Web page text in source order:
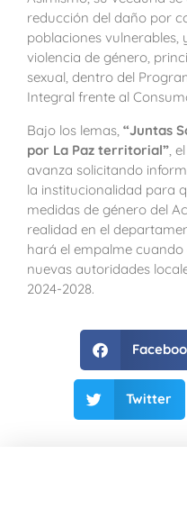
reducción del daño por
poblaciones vulnerables,
violencia de género,
sexual, dentro del
Integral frente al
Bajo los lemas, “Juntas
por La Paz territorial” ,
avanza solicitando
la institucionalidad para
medidas de género del
realidad en el
hará el empalme
nuevas autoridades
2024-2028.
Twitter